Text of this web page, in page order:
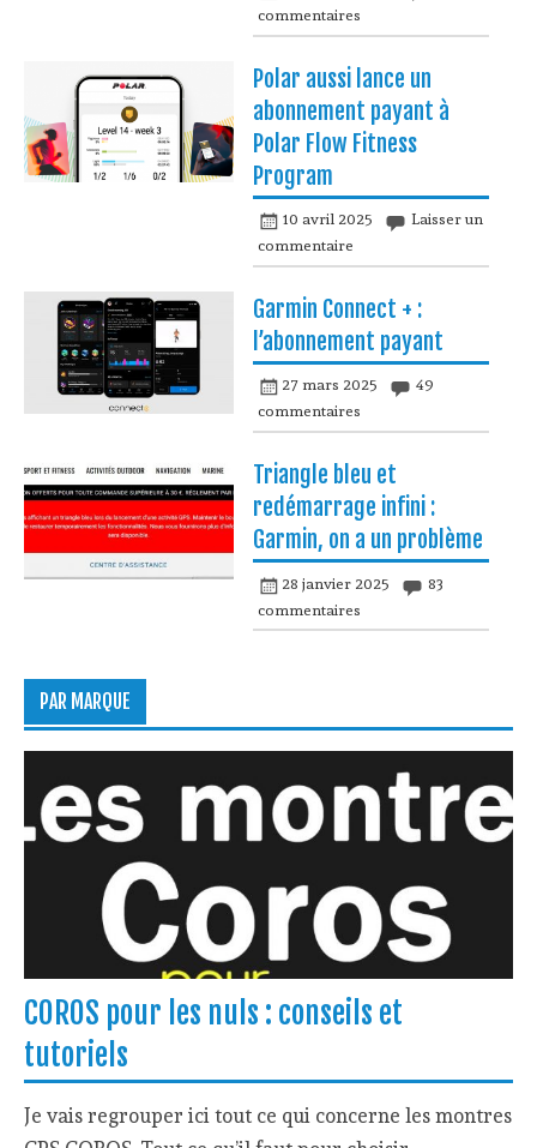
commentaires
Polar aussi lance un
abonnement payant à
Polar Flow Fitness
Program
10 avril 2025
Laisser un
commentaire
Garmin Connect + :
l’abonnement payant
27 mars 2025
49
commentaires
Triangle bleu et
redémarrage infini :
Garmin, on a un problème
28 janvier 2025
83
commentaires
PAR MARQUE
COROS pour les nuls : conseils et
tutoriels
Je vais regrouper ici tout ce qui concerne les montres